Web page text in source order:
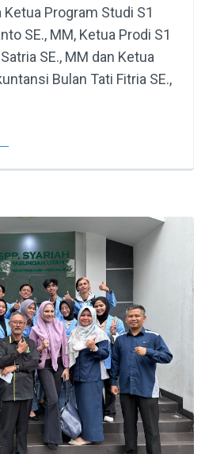
Program Studi S1
SE., MM, Ketua Prodi S1
SE., MM dan Ketua
Bulan Tati Fitria SE.,